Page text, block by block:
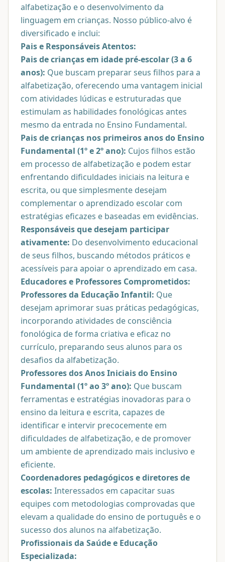
alfabetização e o desenvolvimento da
linguagem em crianças. Nosso público-alvo é
diversificado e inclui:
Pais e Responsáveis Atentos:
Pais de crianças em idade pré-escolar (3 a 6
anos): Que buscam preparar seus filhos para a
alfabetização, oferecendo uma vantagem inicial
com atividades lúdicas e estruturadas que
estimulam as habilidades fonológicas antes
mesmo da entrada no Ensino Fundamental.
Pais de crianças nos primeiros anos do Ensino
Fundamental (1º e 2º ano): Cujos filhos estão
em processo de alfabetização e podem estar
enfrentando dificuldades iniciais na leitura e
escrita, ou que simplesmente desejam
complementar o aprendizado escolar com
estratégias eficazes e baseadas em evidências.
Responsáveis que desejam participar
ativamente: Do desenvolvimento educacional
de seus filhos, buscando métodos práticos e
acessíveis para apoiar o aprendizado em casa.
Educadores e Professores Comprometidos:
Professores da Educação Infantil: Que
desejam aprimorar suas práticas pedagógicas,
incorporando atividades de consciência
fonológica de forma criativa e eficaz no
currículo, preparando seus alunos para os
desafios da alfabetização.
Professores dos Anos Iniciais do Ensino
Fundamental (1º ao 3º ano): Que buscam
ferramentas e estratégias inovadoras para o
ensino da leitura e escrita, capazes de
identificar e intervir precocemente em
dificuldades de alfabetização, e de promover
um ambiente de aprendizado mais inclusivo e
eficiente.
Coordenadores pedagógicos e diretores de
escolas: Interessados em capacitar suas
equipes com metodologias comprovadas que
elevam a qualidade do ensino de português e o
sucesso dos alunos na alfabetização.
Profissionais da Saúde e Educação
Especializada: